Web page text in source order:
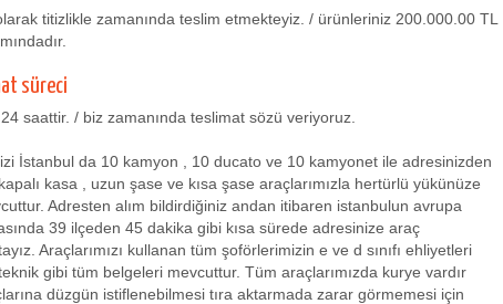
olarak titizlikle zamanında teslim etmekteyiz. / ürünleriniz 200.000.00 TL
süreci
saattir. / biz zamanında teslimat sözü veriyoruz.
İstanbul da 10 kamyon , 10 ducato ve 10 kamyonet ile adresinizden
kasa , uzun şase ve kısa şase araçlarımızla hertürlü yükünüze
Adresten alım bildirdiğiniz andan itibaren istanbulun avrupa
39 ilçeden 45 dakika gibi kısa sürede adresinize araç
Araçlarımızı kullanan tüm şoförlerimizin e ve d sınıfı ehliyetleri
gibi tüm belgeleri mevcuttur. Tüm araçlarımızda kurye vardır
düzgün istiflenebilmesi tıra aktarmada zarar görmemesi için